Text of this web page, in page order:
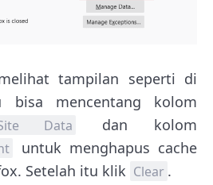
tampilan seperti di
bisa mencentang kolom
Data dan kolom
untuk menghapus cache
Setelah itu klik Clear .